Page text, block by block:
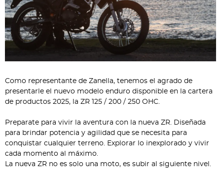
Como representante de Zanella, tenemos el agrado de
presentarle el nuevo modelo enduro disponible en la cartera
de productos 2025, la ZR 125 / 200 / 250 OHC.
Preparate para vivir la aventura con la nueva ZR. Diseñada
para brindar potencia y agilidad que se necesita para
conquistar cualquier terreno. Explorar lo inexplorado y vivir
cada momento al máximo.
La nueva ZR no es solo una moto, es subir al siguiente nivel.